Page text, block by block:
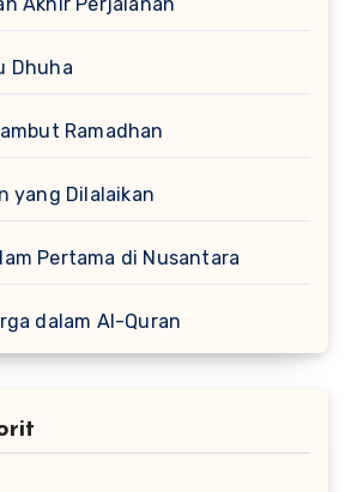
Dhuha
Ramadhan
yang Dilalaikan
Pertama di Nusantara
dalam Al-Quran